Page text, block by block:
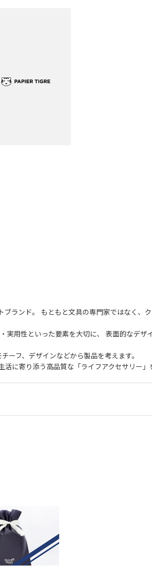
ランド。 もともと文具の専門家ではなく、
実用性といった要素を大切に、 表面的なデ
ーフ、デザインなどから製品を考えます。
に寄り添う高品質な「ライフアクセサリー